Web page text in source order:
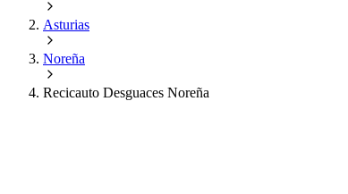
Asturias
Noreña
Recicauto Desguaces Noreña